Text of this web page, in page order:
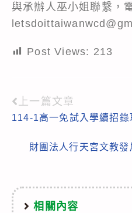
與承辦人巫小姐聯繫，
Post Views: 213
Read
more
articles
上一篇文章
114-1高一免試入學續招
財團法人行天宮文教
相關內容